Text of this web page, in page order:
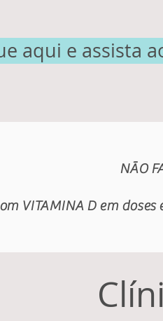
aqui e assista
NÃO
VITAMINA D em